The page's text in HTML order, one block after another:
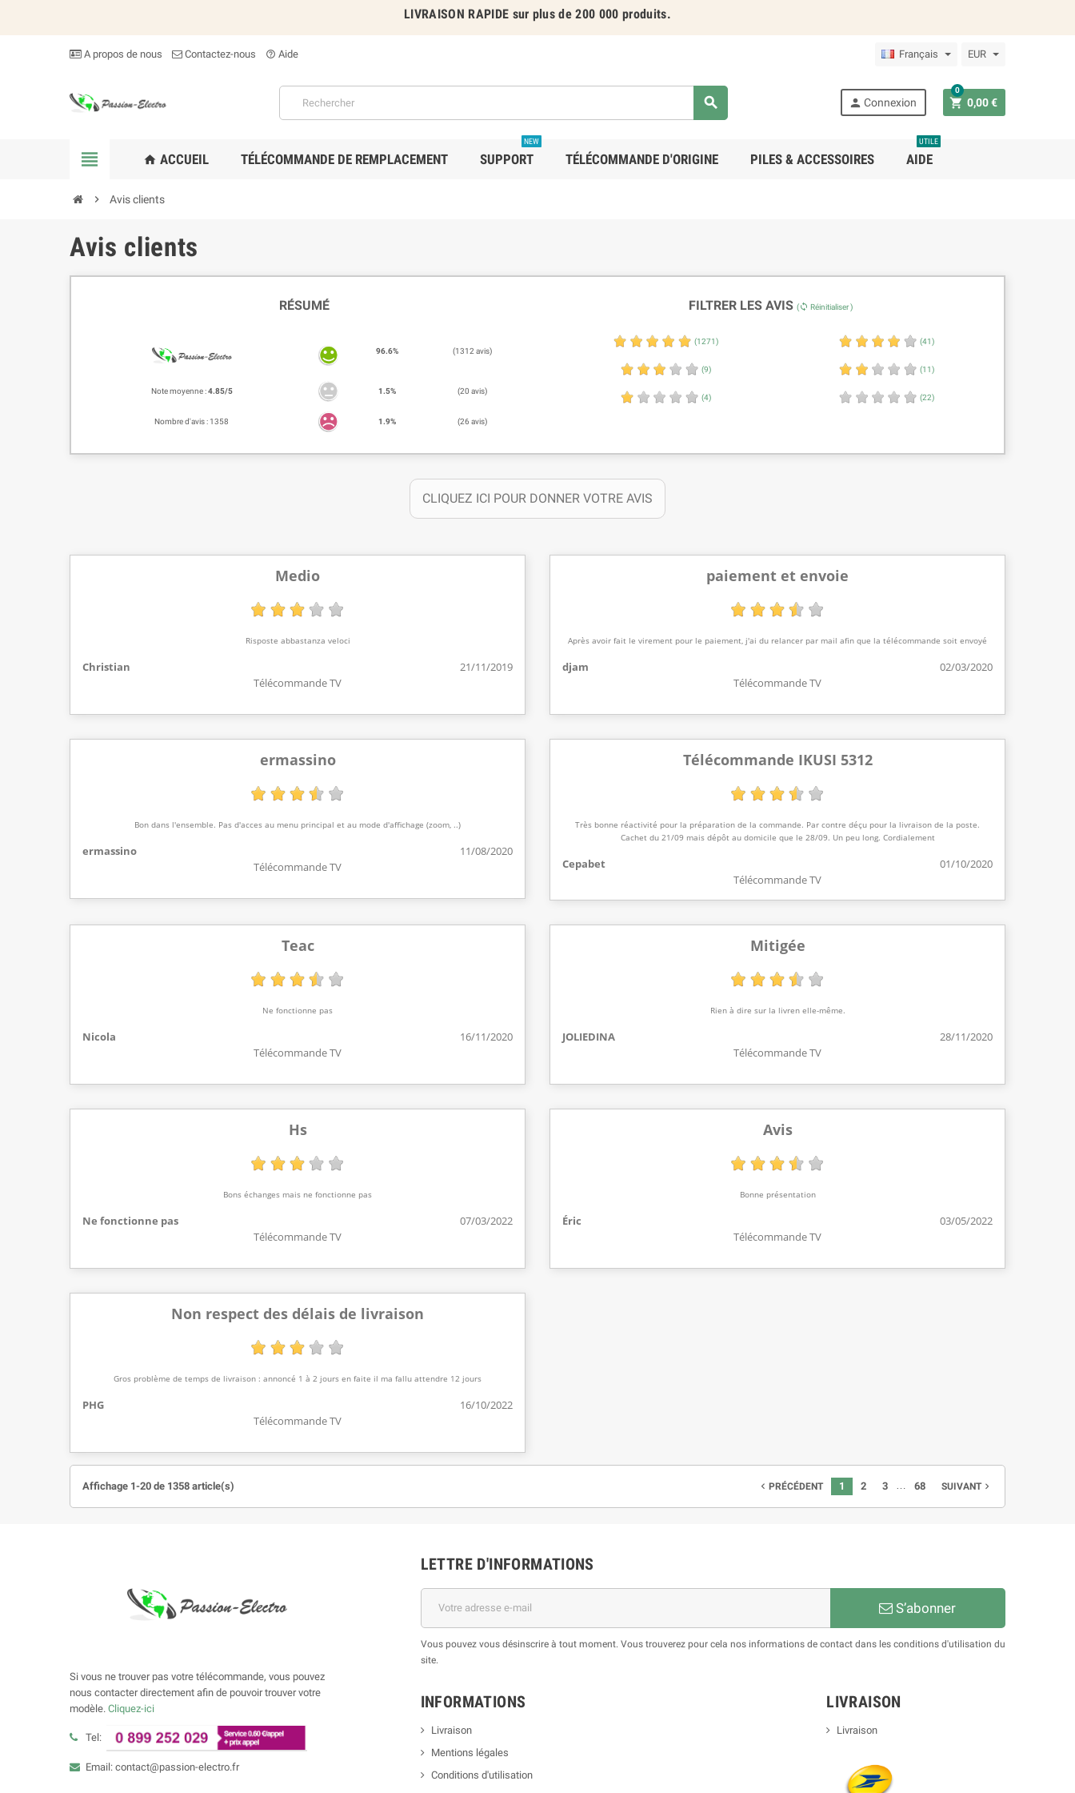
LIVRAISON RAPIDE sur plus de 200 000 produits.
A propos de nous Contactez-nous help_outline Aide Français EUR
  Connexion  0,00 €
0
 home ACCUEIL TÉLÉCOMMANDE DE REMPLACEMENT SUPPORT
NEW
TÉLÉCOMMANDE D'ORIGINE PILES & ACCESSOIRES AIDE
UTILE
 Avis clients
Avis clients
RÉSUMÉ
96.6% (1312 avis)
Note moyenne :4.85/5 1.5% (20 avis)
Nombre d'avis : 1358 1.9% (26 avis)
FILTRER LES AVIS (sync Réinitialiser )
(1271) (41)
(9) (11)
(4) (22)
CLIQUEZ ICI POUR DONNER VOTRE AVIS
Medio
Risposte abbastanza veloci
Christian
21/11/2019
Télécommande TV
paiement et envoie
Après avoir fait le virement pour le paiement, j'ai du relancer par mail afin que la télécommande soit envoyé
djam
02/03/2020
Télécommande TV
ermassino
Bon dans l'ensemble. Pas d'acces au menu principal et au mode d'affichage (zoom, ..)
ermassino
11/08/2020
Télécommande TV
Télécommande IKUSI 5312
Très bonne réactivité pour la préparation de la commande. Par contre déçu pour la livraison de la poste.
Cachet du 21/09 mais dépôt au domicile que le 28/09. Un peu long. Cordialement
Cepabet
01/10/2020
Télécommande TV
Teac
Ne fonctionne pas
Nicola
16/11/2020
Télécommande TV
Mitigée
Rien à dire sur la livren elle-même.
JOLIEDINA
28/11/2020
Télécommande TV
Hs
Bons échanges mais ne fonctionne pas
Ne fonctionne pas
07/03/2022
Télécommande TV
Avis
Bonne présentation
Éric
03/05/2022
Télécommande TV
Non respect des délais de livraison
Gros problème de temps de livraison : annoncé 1 à 2 jours en faite il ma fallu attendre 12 jours
PHG
16/10/2022
Télécommande TV
Affichage 1-20 de 1358 article(s)  PRÉCÉDENT 1 2 3 68 SUIVANT
Si vous ne trouver pas votre télécommande, vous pouvez
nous contacter directement afin de pouvoir trouver votre
modèle. Cliquez-ici
Tel:
Email: contact@passion-electro.fr
LETTRE D'INFORMATIONS
S’abonner
Vous pouvez vous désinscrire à tout moment. Vous trouverez pour cela nos informations de contact dans les conditions d'utilisation du
site.
INFORMATIONS
Livraison
Mentions légales
Conditions d'utilisation
LIVRAISON
Livraison